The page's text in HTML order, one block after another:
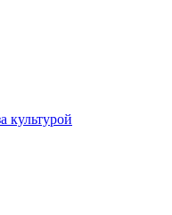
культурой